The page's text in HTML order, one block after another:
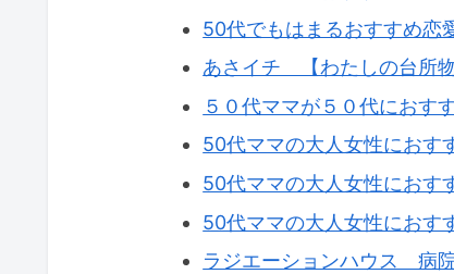
50代でもはまるおすすめ恋
あさイチ 【わたしの台所
５０代ママが５０代におす
50代ママの大人女性におす
50代ママの大人女性におす
50代ママの大人女性におす
ラジエーションハウス 病